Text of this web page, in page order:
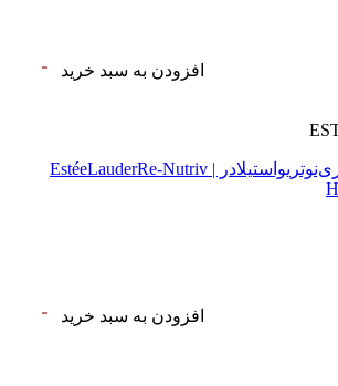
افزودن به سبد خرید
فوم شوینده آبرسان ری‌نوتریواستیلادر | EstéeLauderRe-Nutriv
افزودن به سبد خرید